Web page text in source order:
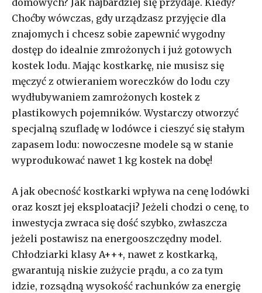
Choćby wówczas, gdy urządzasz przyjęcie dla
znajomych i chcesz sobie zapewnić wygodny
dostęp do idealnie zmrożonych i już gotowych
kostek lodu. Mając kostkarkę, nie musisz się
męczyć z otwieraniem woreczków do lodu czy
wydłubywaniem zamrożonych kostek z
plastikowych pojemników. Wystarczy otworzyć
specjalną szufladę w lodówce i cieszyć się stałym
zapasem lodu: nowoczesne modele są w stanie
wyprodukować nawet 1 kg kostek na dobę!
A jak obecność kostkarki wpływa na cenę lodówki
oraz koszt jej eksploatacji? Jeżeli chodzi o cenę, to
inwestycja zwraca się dość szybko, zwłaszcza
jeżeli postawisz na energooszczędny model.
Chłodziarki klasy A+++, nawet z kostkarką,
gwarantują niskie zużycie prądu, a co za tym
idzie, rozsądną wysokość rachunków za energię